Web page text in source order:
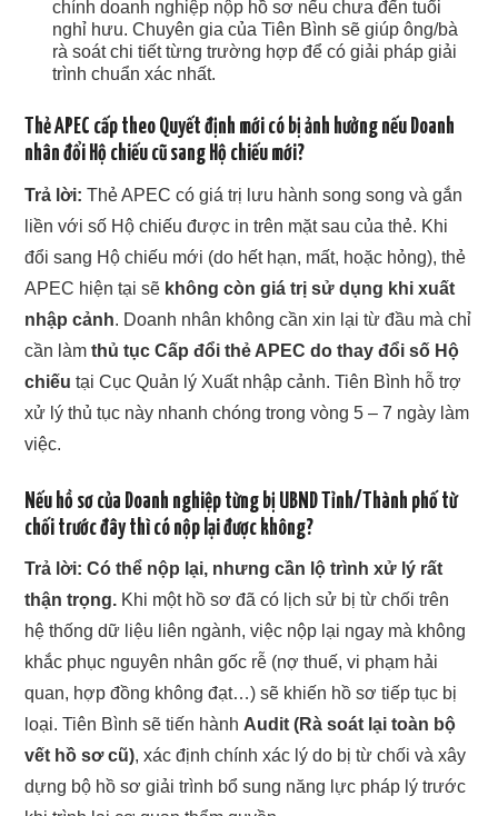
chính doanh nghiệp nộp hồ sơ nếu chưa đến tuổi
nghỉ hưu. Chuyên gia của Tiên Bình sẽ giúp ông/bà
rà soát chi tiết từng trường hợp để có giải pháp giải
trình chuẩn xác nhất.
Thẻ APEC cấp theo Quyết định mới có bị ảnh hưởng nếu Doanh
nhân đổi Hộ chiếu cũ sang Hộ chiếu mới?
Trả lời: Thẻ APEC có giá trị lưu hành song song và gắn
liền với số Hộ chiếu được in trên mặt sau của thẻ. Khi
đổi sang Hộ chiếu mới (do hết hạn, mất, hoặc hỏng), thẻ
APEC hiện tại sẽ không còn giá trị sử dụng khi xuất
nhập cảnh. Doanh nhân không cần xin lại từ đầu mà chỉ
cần làmthủ tục Cấp đổi thẻ APEC do thay đổi số Hộ
chiếu tại Cục Quản lý Xuất nhập cảnh. Tiên Bình hỗ trợ
xử lý thủ tục này nhanh chóng trong vòng 5 – 7 ngày làm
việc.
Nếu hồ sơ của Doanh nghiệp từng bị UBND Tỉnh/Thành phố từ
chối trước đây thì có nộp lại được không?
Trả lời: Có thể nộp lại, nhưng cần lộ trình xử lý rất
thận trọng. Khi một hồ sơ đã có lịch sử bị từ chối trên
hệ thống dữ liệu liên ngành, việc nộp lại ngay mà không
khắc phục nguyên nhân gốc rễ (nợ thuế, vi phạm hải
quan, hợp đồng không đạt…) sẽ khiến hồ sơ tiếp tục bị
loại. Tiên Bình sẽ tiến hành Audit (Rà soát lại toàn bộ
vết hồ sơ cũ), xác định chính xác lý do bị từ chối và xây
dựng bộ hồ sơ giải trình bổ sung năng lực pháp lý trước